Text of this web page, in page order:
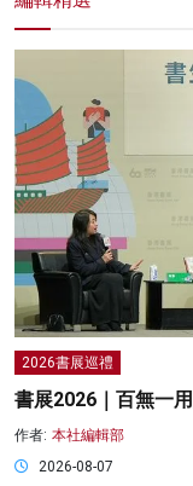
2026書展巡禮
書展2026｜百無一
作者: 本社編輯部
2026-08-07